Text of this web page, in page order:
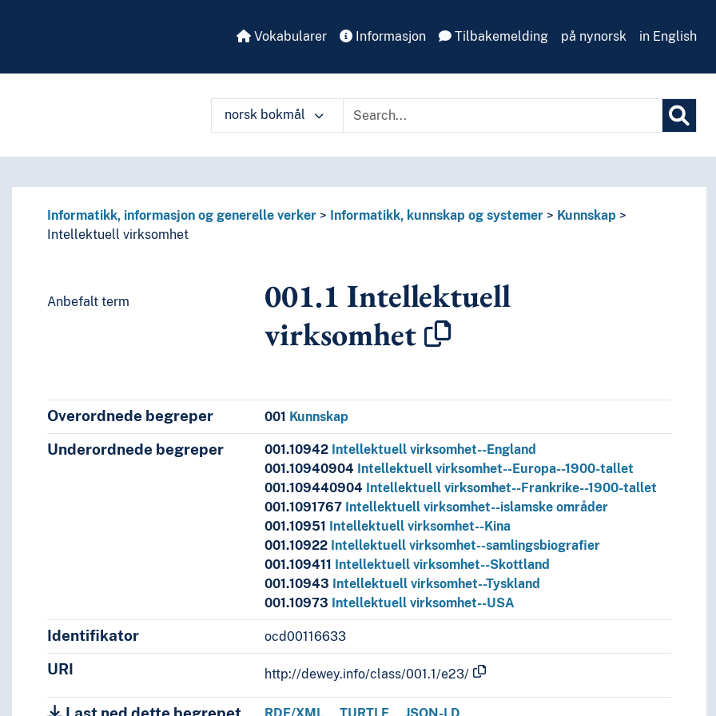
Vokabularer Informasjon Tilbakemelding på nynorsk in English
norsk bokmål
ulike måter
språks litteraturer, av bestemte litterære former
og språkgrupper
data; spesielle datamaskinmetoder
1900-tallet
1900-tallet
områder
Informatikk, informasjon og generelle verker Informatikk, kunnskap og systemer
Kunnskap
Intellektuell virksomhet
Anbefalt term 001.1 Intellektuell
virksomhet
Overordnede begreper 001 Kunnskap
Underordnede begreper 001.10942 Intellektuell virksomhet--England
001.10940904 Intellektuell virksomhet--Europa--1900-tallet
001.109440904 Intellektuell virksomhet--Frankrike--1900-tallet
001.1091767 Intellektuell virksomhet--islamske områder
001.10951
Intellektuell virksomhet--Kina
001.10922 Intellektuell virksomhet--samlingsbiografier
001.109411
Intellektuell virksomhet--Skottland
001.10943 Intellektuell virksomhet--Tyskland
001.10973 Intellektuell virksomhet--USA
Identifikator ocd00116633
URI http://dewey.info/class/001.1/e23/